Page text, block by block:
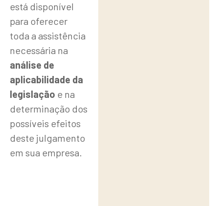
está disponível
para oferecer
toda a assistência
necessária na
análise de
aplicabilidade da
legislação e na
determinação dos
possíveis efeitos
deste julgamento
em sua empresa.